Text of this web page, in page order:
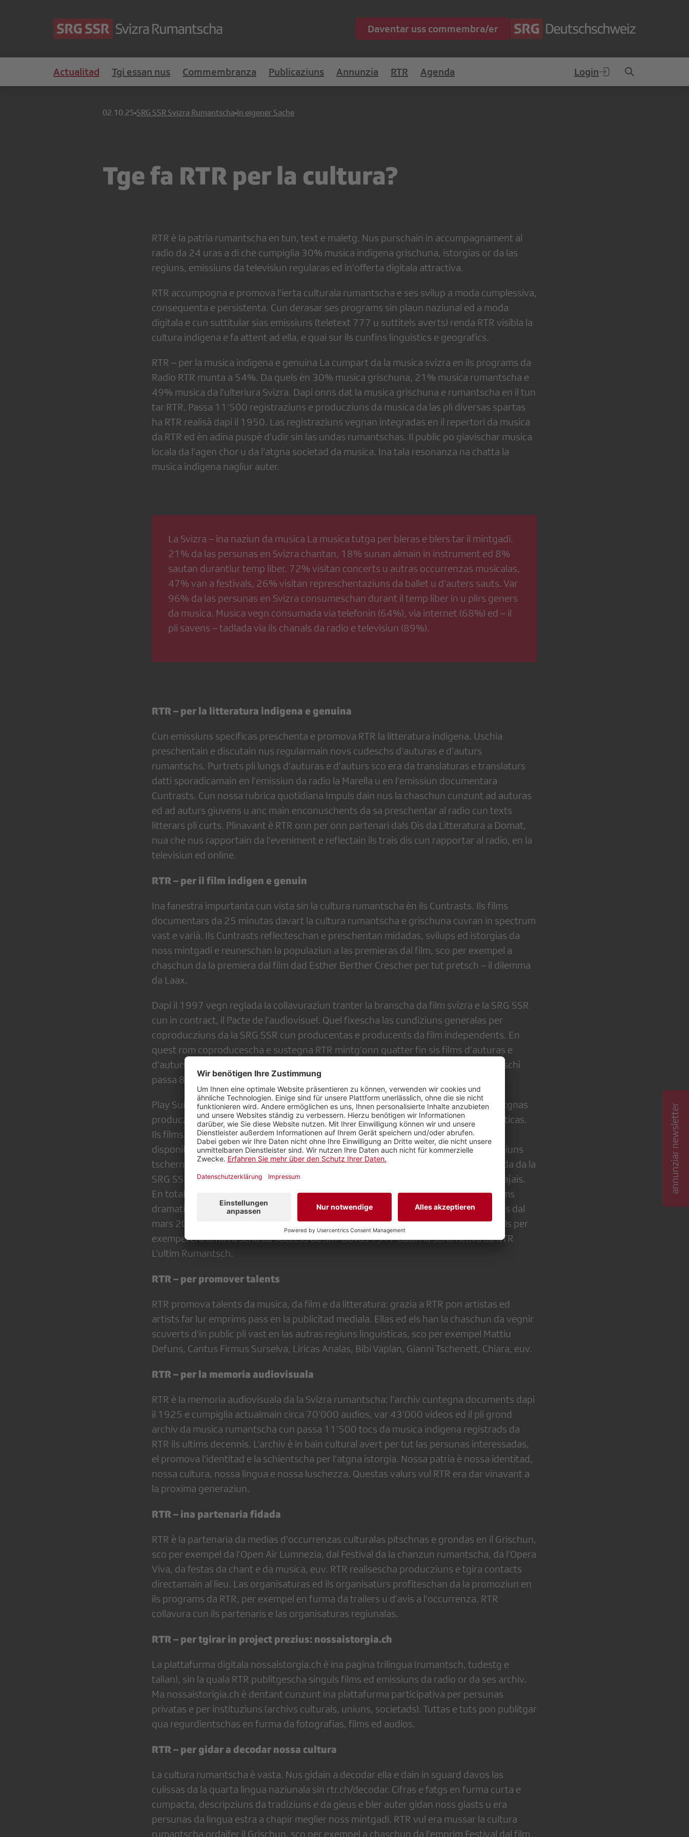
Daventar uss commembra/er
Actualitad Tgi essan nus Commembranza Publicaziuns Annunzia RTR Agenda Login
02.10.25 SRG SSR Svizra Rumantscha In eigener Sache
Tge fa RTR per la cultura?
RTR è la patria rumantscha en tun, text e maletg. Nus purschain in accumpagnament al
radio da 24 uras a di che cumpiglia 30% musica indigena grischuna, istorgias or da las
regiuns, emissiuns da televisiun regularas ed in’offerta digitala attractiva.
RTR accumpogna e promova l’ierta culturala rumantscha e ses svilup a moda cumplessiva,
consequenta e persistenta. Cun derasar ses programs sin plaun naziunal ed a moda
digitala e cun suttitular sias emissiuns (teletext 777 u suttitels averts) renda RTR visibla la
cultura indigena e fa attent ad ella, e quai sur ils cunfins linguistics e geografics.
RTR – per la musica indigena e genuina La cumpart da la musica svizra en ils programs da
Radio RTR munta a 54%. Da quels èn 30% musica grischuna, 21% musica rumantscha e
49% musica da l’ulteriura Svizra. Dapi onns dat la musica grischuna e rumantscha en il tun
tar RTR. Passa 11’500 registraziuns e producziuns da musica da las pli diversas spartas
ha RTR realisà dapi il 1950. Las registraziuns vegnan integradas en il repertori da musica
da RTR ed èn adina puspè d’udir sin las undas rumantschas. Il public po giavischar musica
locala da l’agen chor u da l’atgna societad da musica. Ina tala resonanza na chatta la
musica indigena nagliur auter.
La Svizra – ina naziun da musica La musica tutga per bleras e blers tar il mintgadi.
21% da las persunas en Svizra chantan, 18% sunan almain in instrument ed 8%
sautan durantlur temp liber. 72% visitan concerts u autras occurrenzas musicalas,
47% van a festivals, 26% visitan represchentaziuns da ballet u d’auters sauts. Var
96% da las persunas en Svizra consumeschan durant il temp liber in u plirs geners
da musica. Musica vegn consumada via telefonin (64%), via internet (68%) ed – il
pli savens – tadlada via ils chanals da radio e televisiun (89%).
RTR – per la litteratura indigena e genuina
Cun emissiuns specificas preschenta e promova RTR la litteratura indigena. Uschia
preschentain e discutain nus regularmain novs cudeschs d’auturas e d’auturs
rumantschs. Purtrets pli lungs d’auturas e d’auturs sco era da translaturas e translaturs
datti sporadicamain en l’emissiun da radio la Marella u en l’emissiun documentara
Cuntrasts. Cun nossa rubrica quotidiana Impuls dain nus la chaschun cunzunt ad auturas
ed ad auturs giuvens u anc main enconuschents da sa preschentar al radio cun texts
litterars pli curts. Plinavant è RTR onn per onn partenari dals Dis da Litteratura a Domat,
nua che nus rapportain da l’eveniment e reflectain ils trais dis cun rapportar al radio, en la
televisiun ed online.
RTR – per il film indigen e genuin
Ina fanestra impurtanta cun vista sin la cultura rumantscha èn ils Cuntrasts. Ils films
documentars da 25 minutas davart la cultura rumantscha e grischuna cuvran in spectrum
vast e varià. Ils Cuntrasts reflecteschan e preschentan midadas, svilups ed istorgias da
noss mintgadi e reuneschan la populaziun a las premieras dal film, sco per exempel a
chaschun da la premiera dal film dad Esther Berther Crescher per tut pretsch – il dilemma
da Laax.
Dapi il 1997 vegn reglada la collavuraziun tranter la branscha da film svizra e la SRG SSR
cun in contract, il Pacte de l’audiovisuel. Quel fixescha las cundiziuns generalas per
coproducziuns da la SRG SSR cun producentas e producents da film independents. En
quest rom coproducescha e sustegna RTR mintg’onn quatter fin sis films d’auturas e
d’auturs libers, sco per exempel il film da Felice Zenoni A la funtauna che ha cuntanschì
passa 81’000 persunas sin SRF 1.
Play Suisse è la plattafurma da streaming da la SRG SSR. Ella porscha las meglras atgnas
producziuns e coproducziuns da SRF, RSI, RTS e RTR, e quai senza barrieras linguisticas.
Ils films, las serias, las documentaziuns, las reportaschas e las perlas da l’archiv èn
disponibels en la lingua originala cun suttitels tudestgs, franzos e talians – producziuns
tschernidas era cun suttitels rumantschs. La plattafurma cumplettescha la purschida da la
SRG SSR e metta en scena il film svizzer cun tut sias fassettas da tut las parts dal pajais.
En total pon ins guardar sin Play Suisse 53 serias ficziunalas e d'animaziun, 413 films
dramatics, 523 films e serias documentaras e 269 films curts e films animads (cifras dal
mars 2024) ch'èn vegnids producids en il rom dal Pacte de l'audiovisuel,tranter quels per
exempel era la nova seria da success da SRF Davos 1917 ubain la seria fictiva da RTR
L’ultim Rumantsch.
RTR – per promover talents
RTR promova talents da musica, da film e da litteratura: grazia a RTR pon artistas ed
artists far lur emprims pass en la publicitad mediala. Ellas ed els han la chaschun da vegnir
scuverts d’in public pli vast en las autras regiuns linguisticas, sco per exempel Mattiu
Defuns, Cantus Firmus Surselva, Liricas Analas, Bibi Vaplan, Gianni Tschenett, Chiara, euv.
RTR – per la memoria audiovisuala
RTR è la memoria audiovisuala da la Svizra rumantscha: l’archiv cuntegna documents dapi
il 1925 e cumpiglia actualmain circa 70’000 audios, var 43’000 videos ed il pli grond
archiv da musica rumantscha cun passa 11’500 tocs da musica indigena registrads da
RTR ils ultims decennis. L’archiv è in bain cultural avert per tut las persunas interessadas,
el promova l’identitad e la schientscha per l’atgna istorgia. Nossa patria è nossa identitad,
nossa cultura, nossa lingua e nossa luschezza. Questas valurs vul RTR era dar vinavant a
la proxima generaziun.
RTR – ina partenaria fidada
RTR è la partenaria da medias d’occurrenzas culturalas pitschnas e grondas en il Grischun,
sco per exempel da l’Open Air Lumnezia, dal Festival da la chanzun rumantscha, da l’Opera
Viva, da festas da chant e da musica, euv. RTR realisescha producziuns e tgira contacts
directamain al lieu. Las organisaturas ed ils organisaturs profiteschan da la promoziun en
ils programs da RTR, per exempel en furma da trailers u d’avis a l’occurrenza. RTR
collavura cun ils partenaris e las organisaturas regiunalas.
RTR – per tgirar in project prezius: nossaistorgia.ch
La plattafurma digitala nossaistorgia.ch è ina pagina trilingua (rumantsch, tudestg e
talian), sin la quala RTR publitgescha singuls films ed emissiuns da radio or da ses archiv.
Ma nossaistorigia.ch è dentant cunzunt ina plattafurma participativa per persunas
privatas e per instituziuns (archivs culturals, uniuns, societads). Tuttas e tuts pon publitgar
qua regurdientschas en furma da fotografias, films ed audios.
RTR – per gidar a decodar nossa cultura
La cultura rumantscha è vasta. Nus gidain a decodar ella e dain in sguard davos las
culissas da la quarta lingua naziunala sin rtr.ch/decodar. Cifras e fatgs en furma curta e
cumpacta, descripziuns da tradiziuns e da gieus e bler auter gidan noss giasts u era
persunas da lingua estra a chapir meglier noss mintgadi. RTR vul era mussar la cultura
rumantscha ordaifer il Grischun, sco per exempel a chaschun da l’emprim Festival dal film
annunziar newsletter